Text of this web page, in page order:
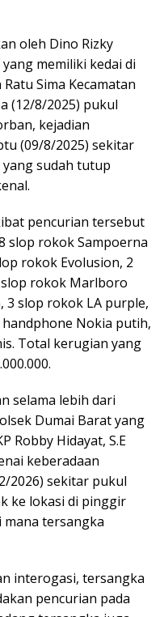
oleh Dino Rizky
memiliki kedai di
Sima Kecamatan
(12/8/2025) pukul
kejadian
(09/8/2025) sekitar
yang sudah tutup
pencurian tersebut
slop rokok Sampoerna
rokok Evolusion, 2
rokok Marlboro
3 slop rokok LA purple,
Nokia putih,
Total kerugian yang
selama lebih dari
Dumai Barat yang
Robby Hidayat, S.E
keberadaan
2026) sekitar pukul
ke lokasi di pinggir
mana tersangka
interogasi, tersangka
pencurian pada